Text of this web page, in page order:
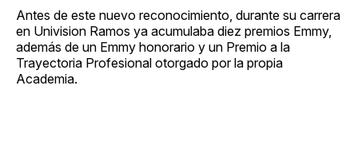
Antes de este nuevo reconocimiento, durante su carrera
en Univision Ramos ya acumulaba diez premios Emmy,
además de un Emmy honorario y un Premio a la
Trayectoria Profesional otorgado por la propia
Academia.